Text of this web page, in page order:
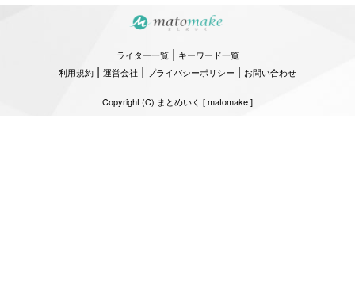
ライター一覧| キーワード一覧
利用規約 | 運営会社 | プライバシーポリシー | お問い合わせ
Copyright (C) まとめいく [ matomake ]